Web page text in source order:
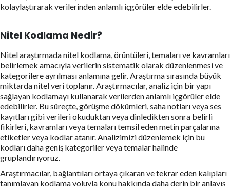
kolaylaştırarak verilerinden anlamlı içgörüler elde edebilirler.
Nitel Kodlama Nedir?
Nitel araştırmada nitel kodlama, örüntüleri, temaları ve kavramları
belirlemek amacıyla verilerin sistematik olarak düzenlenmesi ve
kategorilere ayrılması anlamına gelir. Araştırma sırasında büyük
miktarda nitel veri toplanır. Araştırmacılar, analiz için bir yapı
sağlayan kodlamayı kullanarak verilerden anlamlı içgörüler elde
edebilirler. Bu süreçte, görüşme dökümleri, saha notları veya ses
kayıtları gibi verileri okuduktan veya dinledikten sonra belirli
fikirleri, kavramları veya temaları temsil eden metin parçalarına
etiketler veya kodlar atanır. Analizimizi düzenlemek için bu
kodları daha geniş kategoriler veya temalar halinde
gruplandırıyoruz.
Araştırmacılar, bağlantıları ortaya çıkaran ve tekrar eden kalıpları
tanımlayan kodlama yoluyla konu hakkında daha derin bir anlayış